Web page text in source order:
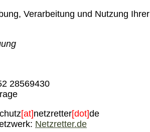
Verarbeitung und Nutzung
28569430
[at]netzretter[dot]de
Netzretter.de